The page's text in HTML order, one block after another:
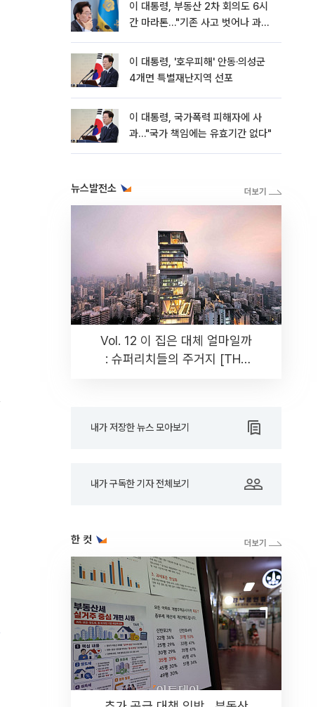
이 대통령, 부동산 2차 회의도 6시
간 마라톤…"기존 사고 벗어나 과감
이 대통령, '호우피해' 안동·의성군
4개면 특별재난지역 선포
이 대통령, 국가폭력 피해자에 사
과…"국가 책임에는 유효기간 없다"
뉴스발전소
Vol. 12 이 집은 대체 얼마일까
: 슈퍼리치들의 주거지 [THE
내가 저장한 뉴스 모아보기
내가 구독한 기자 전체보기
한 컷